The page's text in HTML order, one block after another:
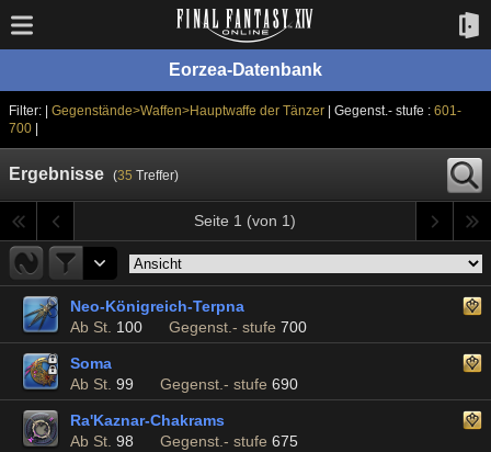
Eorzea-Datenbank
Filter: | Gegenstände>Waffen>Hauptwaffe der Tänzer | Gegenst.- stufe : 601-
700|
Ergebnisse (35 Treffer)
Seite 1 (von 1)
Neo-Königreich-Terpna
Ab St. 100 Gegenst.- stufe 700
Soma
Ab St. 99 Gegenst.- stufe 690
Ra'Kaznar-Chakrams
Ab St. 98 Gegenst.- stufe 675